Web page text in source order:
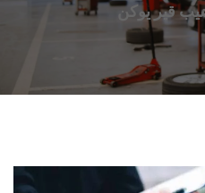
قير يوكن